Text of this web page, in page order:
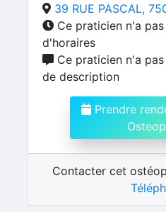
39 RUE PASCAL,
Ce praticien n'a
d'horaires
Ce praticien n'a
de description
Prendre
Contacter cet